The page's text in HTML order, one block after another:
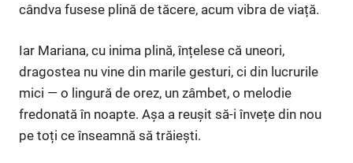
cândva fusese plină de tăcere, acum vibra de viață.
Iar Mariana, cu inima plină, înțelese că uneori,
dragostea nu vine din marile gesturi, ci din lucrurile
mici — o lingură de orez, un zâmbet, o melodie
fredonată în noapte. Așa a reușit să-i învețe din nou
pe toți ce înseamnă să trăiești.